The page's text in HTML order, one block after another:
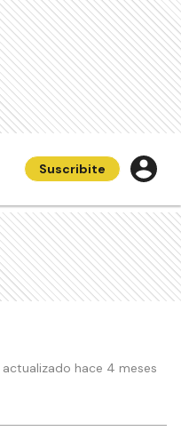
Suscribite
hace 4 meses